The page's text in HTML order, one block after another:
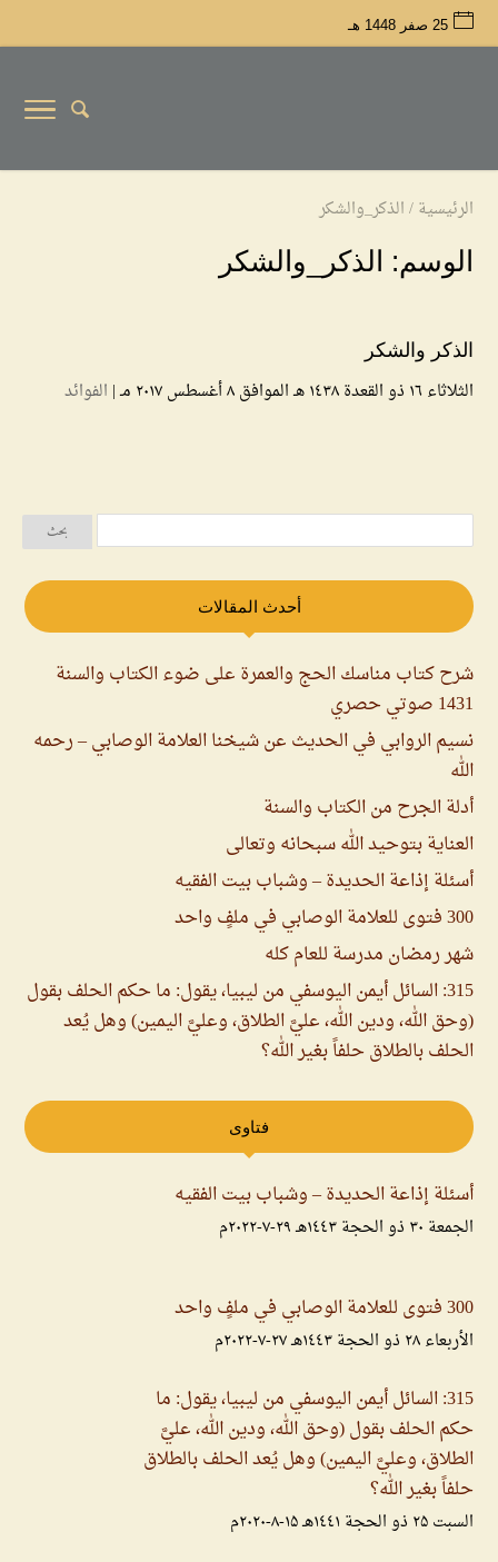
25 صفر 1448 هـ
الرئيسية/الذكر_والشكر
الوسم: الذكر_والشكر
الذكر والشكر
الثلاثاء ۱٦ ذو القعدة ۱٤۳۸ هـ الموافق ۸ أغسطس ۲۰۱۷ مـ | الفوائد
أحدث المقالات
شرح كتاب مناسك الحج والعمرة على ضوء الكتاب والسنة
1431 صوتي حصري
نسيم الروابي في الحديث عن شيخنا العلامة الوصابي – رحمه
الله
أدلة الجرح من الكتاب والسنة
العناية بتوحيد الله سبحانه وتعالى
أسئلة إذاعة الحديدة – وشباب بيت الفقيه
300 فتوى للعلامة الوصابي في ملفٍ واحد
شهر رمضان مدرسة للعام كله
315: السائل أيمن اليوسفي من ليبيا، يقول: ما حكم الحلف بقول
(وحق الله، ودين الله، عليَّ الطلاق، وعليَّ اليمين) وهل يُعد
الحلف بالطلاق حلفاً بغير الله؟
فتاوى
أسئلة إذاعة الحديدة – وشباب بيت الفقيه
الجمعة ۳۰ ذو الحجة ۱٤٤۳هـ ۲۹-۷-۲۰۲۲م
300 فتوى للعلامة الوصابي في ملفٍ واحد
الأربعاء ۲۸ ذو الحجة ۱٤٤۳هـ ۲۷-۷-۲۰۲۲م
315: السائل أيمن اليوسفي من ليبيا، يقول: ما
حكم الحلف بقول (وحق الله، ودين الله، عليَّ
الطلاق، وعليَّ اليمين) وهل يُعد الحلف بالطلاق
حلفاً بغير الله؟
السبت ۲۵ ذو الحجة ۱٤٤۱هـ ۱۵-۸-۲۰۲۰م